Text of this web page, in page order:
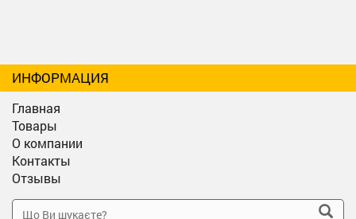
ИНФОРМАЦИЯ
Главная
Товары
О компании
Контакты
Отзывы